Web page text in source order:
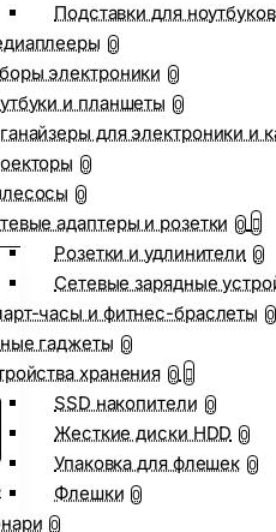
Подставки для ноутбуков
0
электроники 0
и планшеты 0
для электроники и
0
0
адаптеры и розетки 0
Розетки и удлинители 0
Сетевые зарядные
часы и фитнес-браслеты 0
гаджеты 0
хранения 0
SSD накопители 0
Жесткие диски HDD 0
Упаковка для флешек 0
Флешки 0
0